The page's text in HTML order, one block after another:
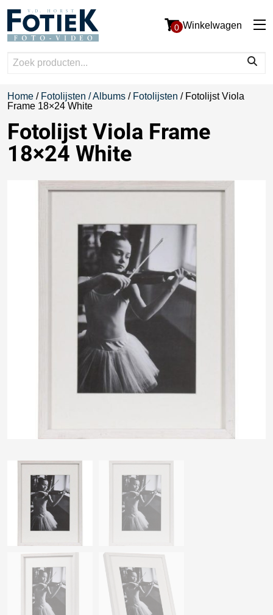
0 Winkelwagen
Home / Fotolijsten / Albums / Fotolijsten / Fotolijst Viola
Frame 18×24 White
Fotolijst Viola Frame
18×24 White